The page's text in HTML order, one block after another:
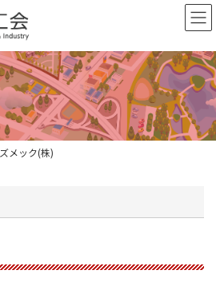
メック(株)